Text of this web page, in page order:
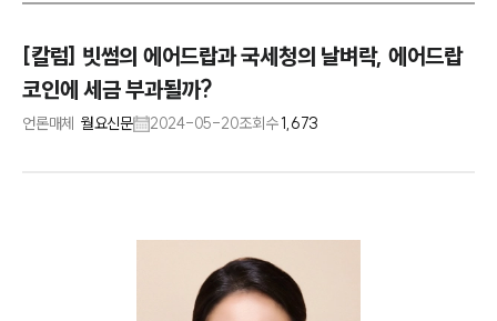
[칼럼] 빗썸의 에어드랍과 국세청의 날벼락, 에어드랍
코인에 세금 부과될까?
언론매체 월요신문 2024-05-20조회수1,673